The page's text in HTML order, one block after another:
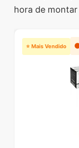
hora de montar
⭐ Mais Vendido